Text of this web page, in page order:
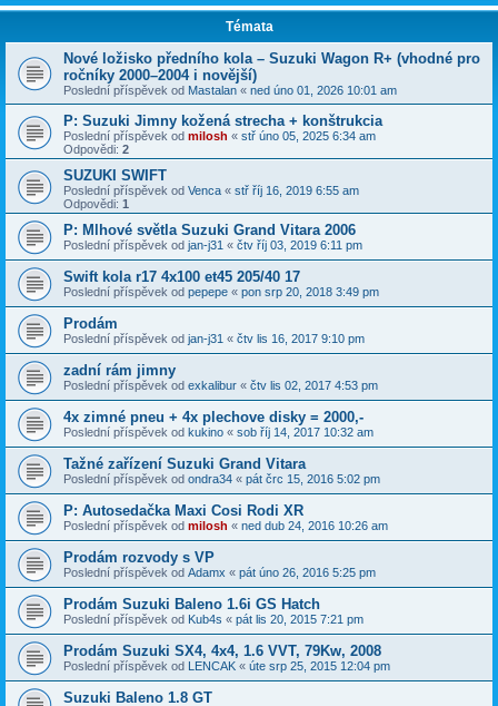
Témata
​Nové ložisko předního kola – Suzuki Wagon R+ (vhodné pro
ročníky 2000–2004 i novější)
Poslední příspěvek od Mastalan « ned úno 01, 2026 10:01 am
P: Suzuki Jimny kožená strecha + konštrukcia
Poslední příspěvek od milosh « stř úno 05, 2025 6:34 am
Odpovědi: 2
SUZUKI SWIFT
Poslední příspěvek od Venca « stř říj 16, 2019 6:55 am
Odpovědi: 1
P: Mlhové světla Suzuki Grand Vitara 2006
Poslední příspěvek od jan-j31 « čtv říj 03, 2019 6:11 pm
Swift kola r17 4x100 et45 205/40 17
Poslední příspěvek od pepepe « pon srp 20, 2018 3:49 pm
Prodám
Poslední příspěvek od jan-j31 « čtv lis 16, 2017 9:10 pm
zadní rám jimny
Poslední příspěvek od exkalibur « čtv lis 02, 2017 4:53 pm
4x zimné pneu + 4x plechove disky = 2000,-
Poslední příspěvek od kukino « sob říj 14, 2017 10:32 am
Tažné zařízení Suzuki Grand Vitara
Poslední příspěvek od ondra34 « pát črc 15, 2016 5:02 pm
P: Autosedačka Maxi Cosi Rodi XR
Poslední příspěvek od milosh « ned dub 24, 2016 10:26 am
Prodám rozvody s VP
Poslední příspěvek od Adamx « pát úno 26, 2016 5:25 pm
Prodám Suzuki Baleno 1.6i GS Hatch
Poslední příspěvek od Kub4s « pát lis 20, 2015 7:21 pm
Prodám Suzuki SX4, 4x4, 1.6 VVT, 79Kw, 2008
Poslední příspěvek od LENCAK « úte srp 25, 2015 12:04 pm
Suzuki Baleno 1.8 GT